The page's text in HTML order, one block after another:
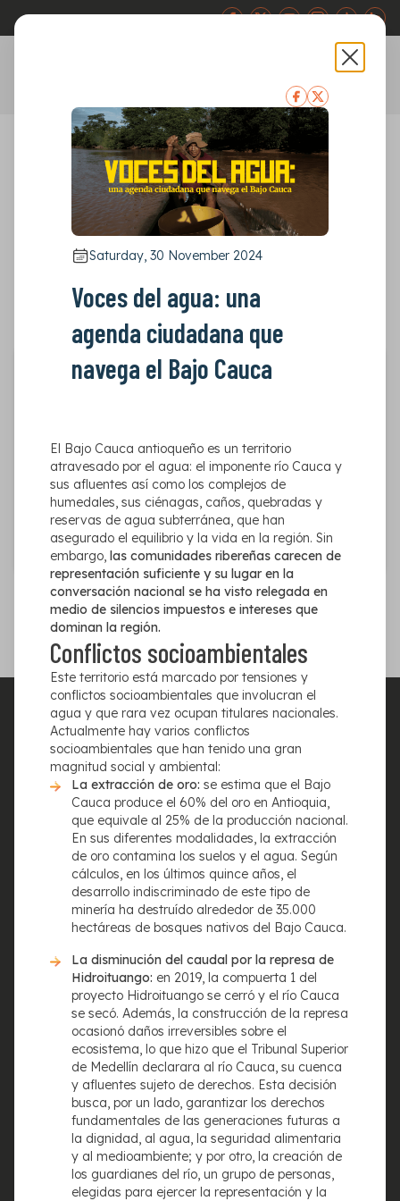
ESEN
Publicaciones Otras publicaciones
Other publications
Saturday, 30 November 2024
El Bajo Cauca antioqueño es un territorio atravesado por
el agua: el imponente río Cauca y sus afluentes así como
los complejos de humedales, sus ciénagas, caños,
quebradas y reservas de agua subterránea, que han
asegurado el equilibrio y la vida en la región. Sin
embargo, las comunidades ribereñas carecen de
representación suficiente y su lugar en la conversación
nacional se ha visto relegada en medio de silencios
impuestos e intereses que dominan la región.
Read more
Links
Pronouncements
Publications
About FLIP
Contact us
Phone (+57 1) 4788383
General Information Mail
info@flip.org.co
Electronic Invoicing
asistente.administrativo@flip.org.co with copy to
administracion@flip.org.co
Judicial notifications
legal@flip.org.co
Bogotá, Colombia
Consult the personal data protection policy
Saturday, 30 November 2024
Voces del agua: una
agenda ciudadana que
navega el Bajo Cauca
El Bajo Cauca antioqueño es un territorio
atravesado por el agua: el imponente río Cauca y
sus afluentes así como los complejos de
humedales, sus ciénagas, caños, quebradas y
reservas de agua subterránea, que han
asegurado el equilibrio y la vida en la región. Sin
embargo, las comunidades ribereñas carecen de
representación suficiente y su lugar en la
conversación nacional se ha visto relegada en
medio de silencios impuestos e intereses que
dominan la región.
Conflictos socioambientales
Este territorio está marcado por tensiones y
conflictos socioambientales que involucran el
agua y que rara vez ocupan titulares nacionales.
Actualmente hay varios conflictos
socioambientales que han tenido una gran
magnitud social y ambiental:
La extracción de oro: se estima que el Bajo
Cauca produce el 60% del oro en Antioquia,
que equivale al 25% de la producción nacional.
En sus diferentes modalidades, la extracción
de oro contamina los suelos y el agua. Según
cálculos, en los últimos quince años, el
desarrollo indiscriminado de este tipo de
minería ha destruído alrededor de 35.000
hectáreas de bosques nativos del Bajo Cauca.
La disminución del caudal por la represa de
Hidroituango: en 2019, la compuerta 1 del
proyecto Hidroituango se cerró y el río Cauca
se secó. Además, la construcción de la represa
ocasionó daños irreversibles sobre el
ecosistema, lo que hizo que el Tribunal Superior
de Medellín declarara al río Cauca, su cuenca
y afluentes sujeto de derechos. Esta decisión
busca, por un lado, garantizar los derechos
fundamentales de las generaciones futuras a
la dignidad, al agua, la seguridad alimentaria
y al medioambiente; y por otro, la creación de
los guardianes del río, un grupo de personas,
elegidas para ejercer la representación y la